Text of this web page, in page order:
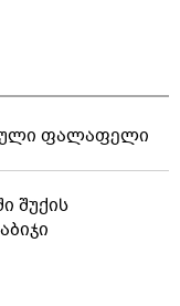
ფალაფელი
შუქის